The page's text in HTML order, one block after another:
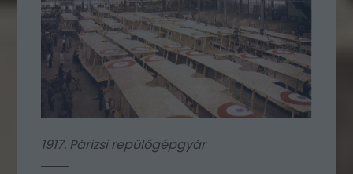
1917. Párizsi repülőgépgyár